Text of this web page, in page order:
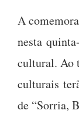
A
nesta quinta
cultural. Ao
culturais ter
de “Sorria,